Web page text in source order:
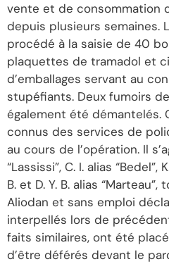
vente et de consommation
depuis plusieurs semaines.
procédé à la saisie de 40
plaquettes de tramadol et
d’emballages servant au
stupéfiants. Deux fumoirs
également été démantelés.
connus des services de
au cours de l’opération. Il
“Lassissi”, C. I. alias “Bedel”,
B. et D. Y. B. alias
Aliodan et sans emploi
interpellés lors de
faits similaires, ont été
d’être déférés devant le